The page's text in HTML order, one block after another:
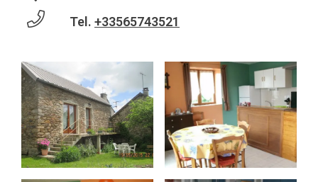
Tel. +33565743521